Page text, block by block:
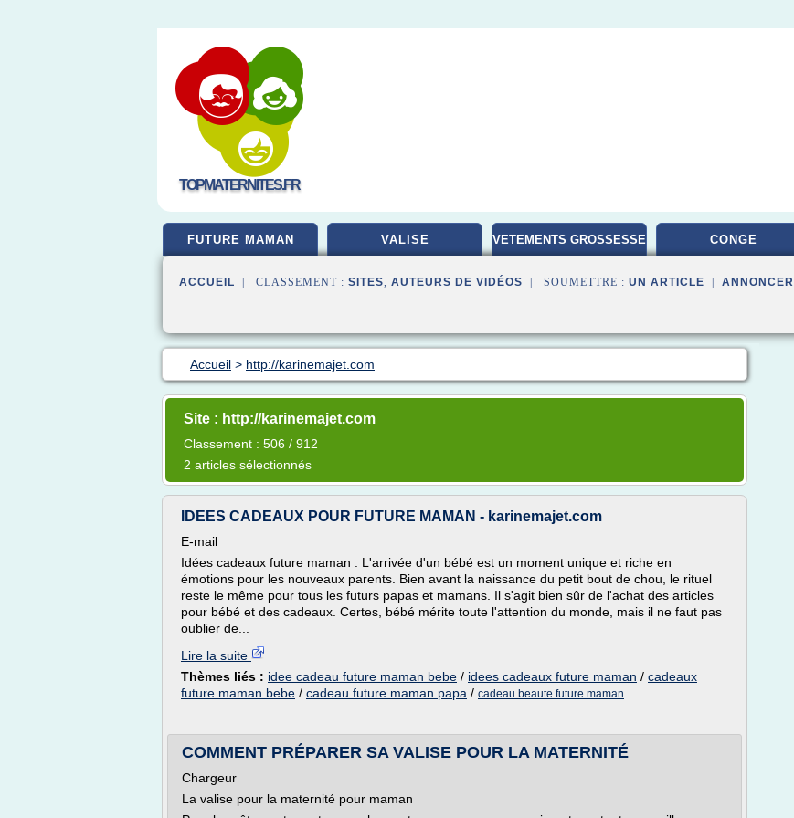
TOPMATERNITES.FR
FUTURE MAMAN VALISE VETEMENTS GROSSESSE CONGE
ACCUEIL | CLASSEMENT : SITES, AUTEURS DE VIDÉOS | SOUMETTRE : UN ARTICLE ANNONCER
Accueil > http://karinemajet.com
Site : http://karinemajet.com
Classement : 506 / 912
2 articles sélectionnés
IDEES CADEAUX POUR FUTURE MAMAN - karinemajet.com
E-mail
Idées cadeaux future maman : L'arrivée d'un bébé est un moment unique et riche en
émotions pour les nouveaux parents. Bien avant la naissance du petit bout de chou, le rituel
reste le même pour tous les futurs papas et mamans. Il s'agit bien sûr de l'achat des articles
pour bébé et des cadeaux. Certes, bébé mérite toute l'attention du monde, mais il ne faut pas
oublier de...
Lire la suite
Thèmes liés : idee cadeau future maman bebe / idees cadeaux future maman / cadeaux
future maman bebe / cadeau future maman papa / cadeau beaute future maman
COMMENT PRÉPARER SA VALISE POUR LA MATERNITÉ
Chargeur
La valise pour la maternité pour maman